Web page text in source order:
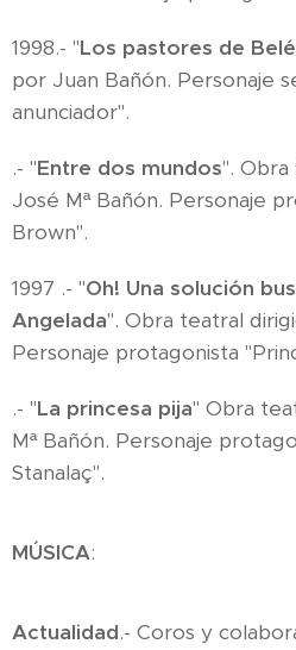
1998.- "Los pastores de
por Juan Bañón. Personaje
anunciador".
.- "Entre dos mundos".
José Mª Bañón. Personaje
Brown".
1997 .- "Oh! Una solución
Angelada". Obra teatral
Personaje protagonista
.- "La princesa pija" Obra
Mª Bañón. Personaje
Stanalaç".
MÚSICA:
Actualidad.- Coros y